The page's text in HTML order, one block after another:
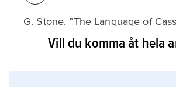
G. Stone, ”The Language of
Literature and the Question of a
Vill du komma åt hela